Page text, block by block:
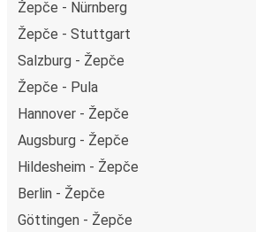
Žepče - Nürnberg
Žepče - Stuttgart
Salzburg - Žepče
Žepče - Pula
Hannover - Žepče
Augsburg - Žepče
Hildesheim - Žepče
Berlin - Žepče
Göttingen - Žepče